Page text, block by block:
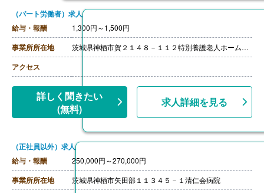
（パート労働者）求人
給与・報酬
1,300円～1,500円
事業所所在地 茨城県神栖市賀２１４８－１１２特別養護老人ホーム「白寿荘」
アクセス
詳しく聞きたい
(無料)
求人詳細を見る
（正社員以外）求人
給与・報酬
250,000円～270,000円
事業所所在地 茨城県神栖市矢田部１１３４５－１清仁会病院